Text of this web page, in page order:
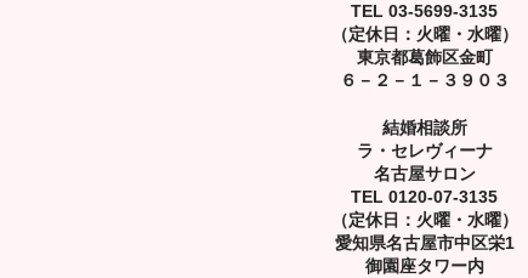
TEL 03-5699-3135
（定休日：火曜・水曜）
東京都葛飾区金町
６－２－１－３９０３
結婚相談所
ラ・セレヴィーナ
名古屋サロン
TEL 0120-07-3135
（定休日：火曜・水曜）
愛知県名古屋市中区栄1
御園座タワー内